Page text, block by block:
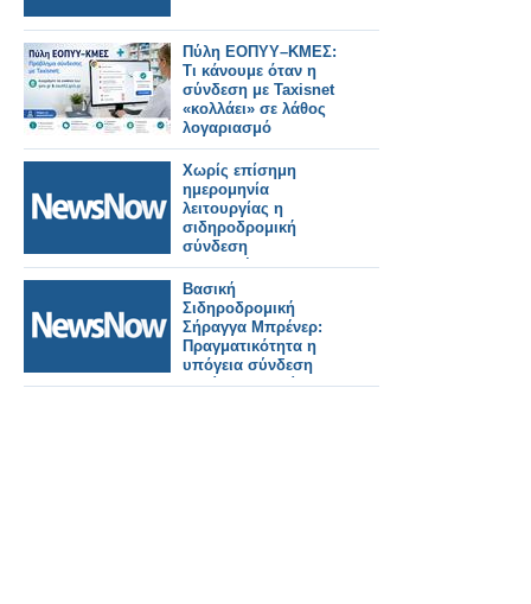
Πύλη ΕΟΠΥΥ–ΚΜΕΣ:
Τι κάνουμε όταν η
σύνδεση με Taxisnet
«κολλάει» σε λάθος
λογαριασμό
Χωρίς επίσημη
ημερομηνία
λειτουργίας η
σιδηροδρομική
σύνδεση
Βουδαπέστης–
Βελιγραδίου.
Βασική
Σιδηροδρομική
Σήραγγα Μπρένερ:
Πραγματικότητα η
υπόγεια σύνδεση
Ιταλίας–Αυστρίας.